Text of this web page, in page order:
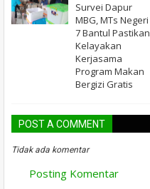
Survei Dapur
MBG, MTs Negeri
7 Bantul Pastikan
Kelayakan
Kerjasama
Program Makan
Bergizi Gratis
POST A COMMENT
Tidak ada komentar
Posting Komentar